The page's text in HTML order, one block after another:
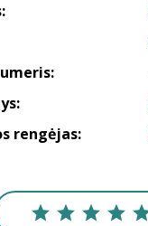
rengėjas: